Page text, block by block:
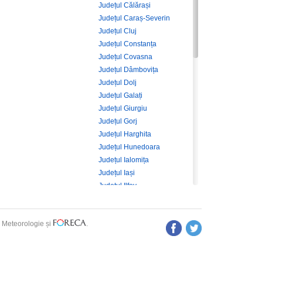
Județul Călărași
Județul Caraș-Severin
Județul Cluj
Județul Constanța
Județul Covasna
Județul Dâmbovița
Județul Dolj
Județul Galați
Județul Giurgiu
Județul Gorj
Județul Harghita
Județul Hunedoara
Județul Ialomița
Județul Iași
Județul Ilfov
Județul Mehedinți
Meteorologie și
.